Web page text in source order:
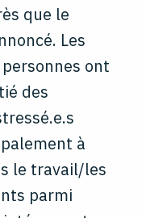
que le
Les
ont
des
à
le travail/les
parmi